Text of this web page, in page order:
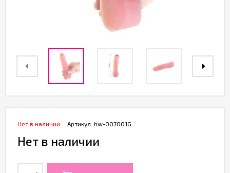
Артикул: bw-007001G
Нет в наличии
Нет в наличии